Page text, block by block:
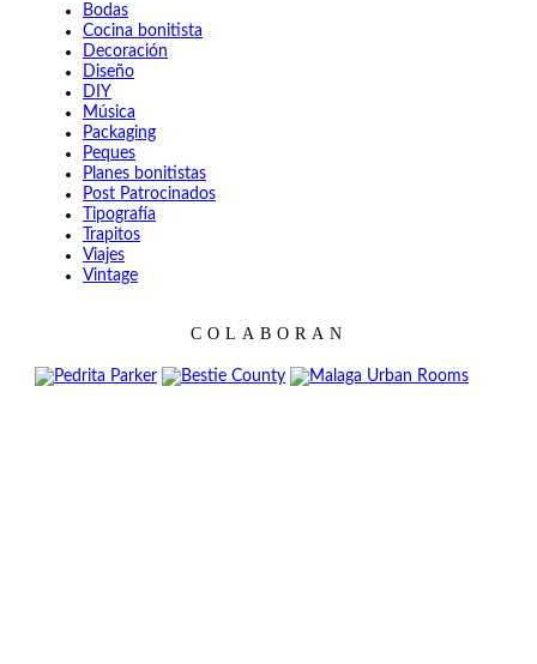
Bodas
Cocina bonitista
Decoración
Diseño
DIY
Música
Packaging
Peques
Planes bonitistas
Post Patrocinados
Tipografía
Trapitos
Viajes
Vintage
COLABORAN